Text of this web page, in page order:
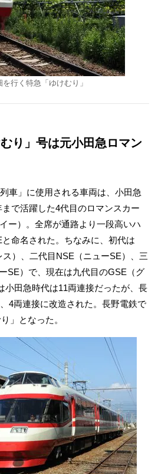
行く特急「ゆけむり」
り」号は元小田急ロマン
車」に使用される車両は、小田急
で活躍した4代目のロマンスカー
ー）。全席が通路より一段高いハ
命名された。ちなみに、初代は
）、二代目NSE（ニューSE）、三
SE）で、現在は九代目のGSE（グ
小田急時代は11両連接だったが、長
4両連接に改造された。長野電鉄で
」となった。